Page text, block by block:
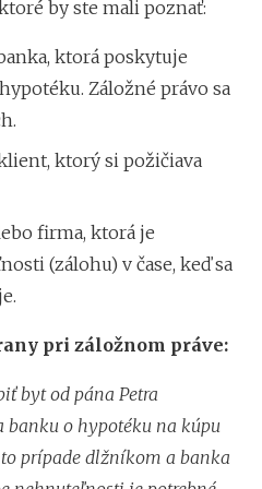
by ste mali poznať:
ktorá poskytuje
Záložné právo sa
ktorý si požičiava
firma, ktorá je
(zálohu) v čase, keď sa
pri záložnom práve:
byt od pána Petra
banku o hypotéku na kúpu
prípade dlžníkom a banka